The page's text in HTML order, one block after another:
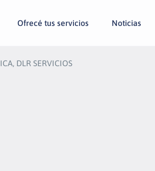
Ofrecé tus servicios Noticias
DLR SERVICIOS